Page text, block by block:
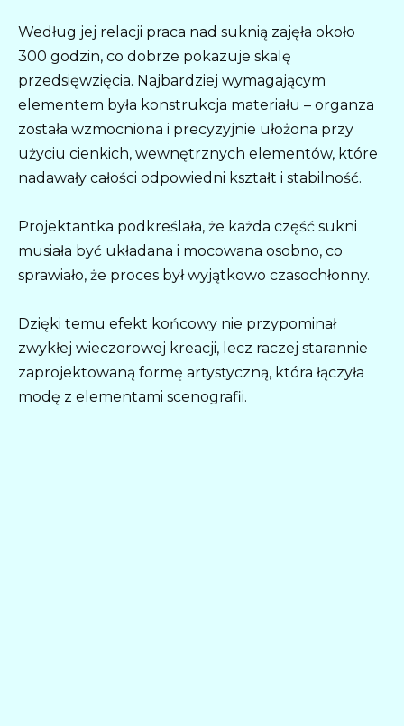
Według jej relacji praca nad suknią zajęła około
300 godzin, co dobrze pokazuje skalę
przedsięwzięcia. Najbardziej wymagającym
elementem była konstrukcja materiału – organza
została wzmocniona i precyzyjnie ułożona przy
użyciu cienkich, wewnętrznych elementów, które
nadawały całości odpowiedni kształt i stabilność.
Projektantka podkreślała, że każda część sukni
musiała być układana i mocowana osobno, co
sprawiało, że proces był wyjątkowo czasochłonny.
Dzięki temu efekt końcowy nie przypominał
zwykłej wieczorowej kreacji, lecz raczej starannie
zaprojektowaną formę artystyczną, która łączyła
modę z elementami scenografii.